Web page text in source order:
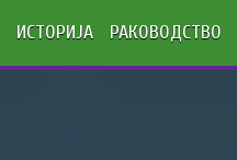
ИСТОРИЈА РАКОВОДСТВО